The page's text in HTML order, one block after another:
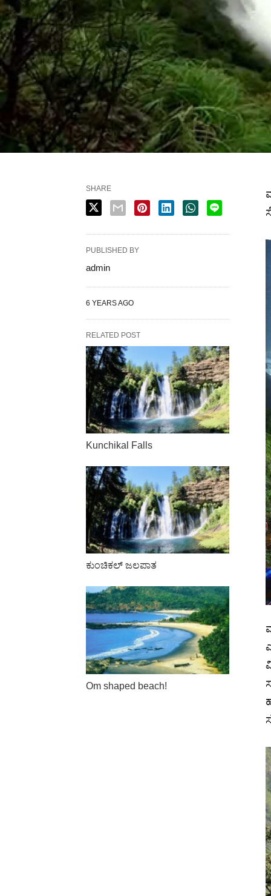
SHARE
PUBLISHED BY
admin
6 YEARS AGO
RELATED POST
Kunchikal Falls
ಕುಂಚಿಕಲ್ ಜಲಪಾತ
Om shaped beach!